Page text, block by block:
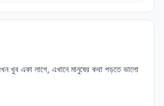
খুব একা লাগে, এখানে মানুষের কথা পড়তে ভালো